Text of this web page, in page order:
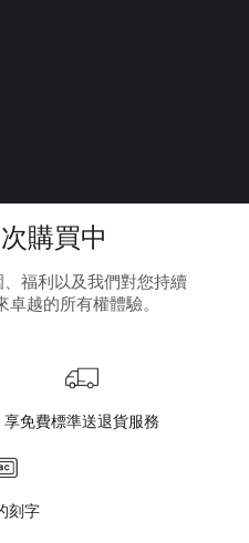
購買中
、福利以及我們對您持續
越的所有權體驗。
享免費標準送退貨服務
刻字